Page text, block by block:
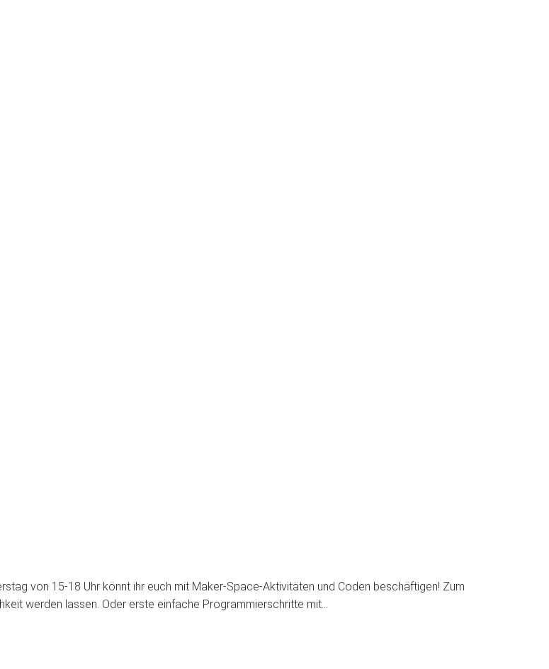
von 15-18 Uhr könnt ihr euch mit Maker-Space-Aktivitäten und Coden beschäftigen! Zum
werden lassen. Oder erste einfache Programmierschritte mit…